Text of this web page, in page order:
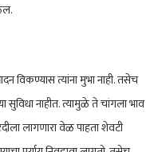
विकण्यास त्यांना मुभा नाही. तसेच
सुविधा नाहीत. त्यामुळे ते चांगला भाव
लागणारा वेळ पाहता शेवटी